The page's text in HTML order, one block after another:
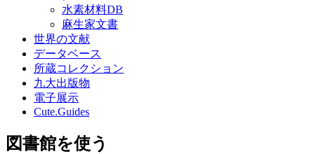
水素材料DB
麻生家文書
世界の文献
データベース
所蔵コレクション
九大出版物
電子展示
Cute.Guides
図書館を使う